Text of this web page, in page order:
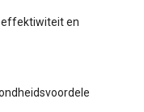
effektiwiteit en